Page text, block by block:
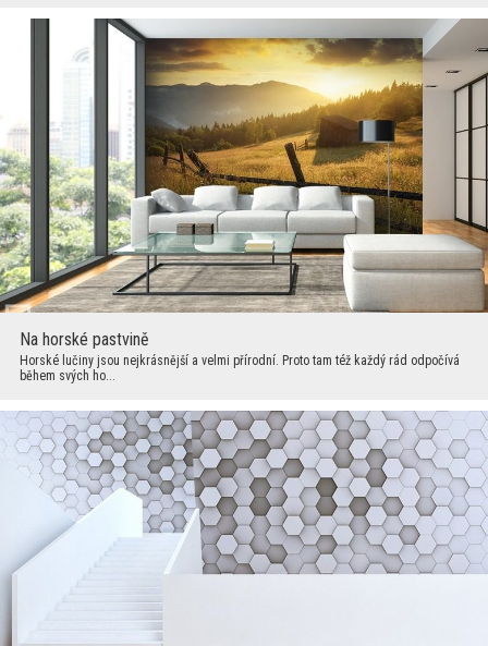
Na horské pastvině
Horské lučiny jsou nejkrásnější a velmi přírodní. Proto tam též každý rád odpočívá
během svých ho...